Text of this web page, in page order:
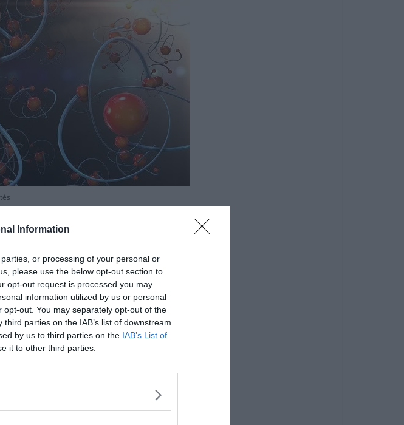
Information
or processing of your personal or
please use the below opt-out section to
opt-out request is processed you may
information utilized by us or personal
out. You may separately opt-out of the
parties on the IAB’s list of downstream
by us to third parties on the IAB’s List of
it to other third parties.